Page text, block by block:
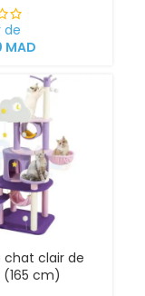
de
MAD
chat clair de
(165 cm)